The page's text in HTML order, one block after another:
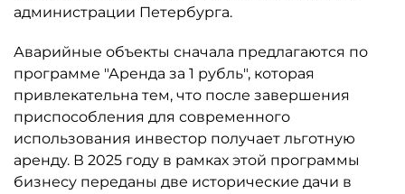
администрации Петербурга.
Аварийные объекты сначала предлагаются по
программе "Аренда за 1 рубль", которая
привлекательна тем, что после завершения
приспособления для современного
использования инвестор получает льготную
аренду. В 2025 году в рамках этой программы
бизнесу переданы две исторические дачи в